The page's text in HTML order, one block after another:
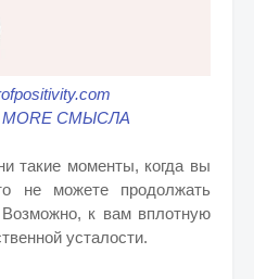
MORE СМЫСЛА
такие моменты, когда вы
не можете продолжать
к вам вплотную
усталости.